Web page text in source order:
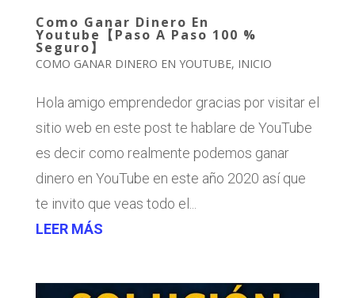
Como Ganar Dinero En
Youtube【Paso A Paso 100 %
Seguro】
COMO GANAR DINERO EN YOUTUBE, INICIO
Hola amigo emprendedor gracias por visitar el
sitio web en este post te hablare de YouTube
es decir como realmente podemos ganar
dinero en YouTube en este año 2020 así que
te invito que veas todo el...
LEER MÁS